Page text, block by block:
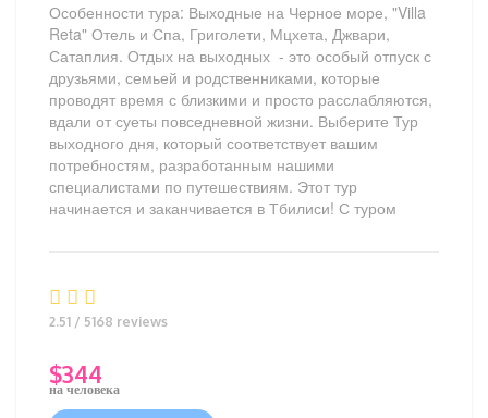
Особенности тура: Выходные на Черное море, "Villa
Reta" Отель и Спа, Григолети, Мцхета, Джвари,
Сатаплия. Отдых на выходных - это особый отпуск с
друзьями, семьей и родственниками, которые
проводят время с близкими и просто расслабляются,
вдали от суеты повседневной жизни. Выберите Тур
выходного дня, который соответствует вашим
потребностям, разработанным нашими
специалистами по путешествиям. Этот тур
начинается и заканчивается в Тбилиси! С туром
2.51 / 5168 reviews
$344
на человека